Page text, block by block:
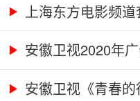
上海东方电影频
安徽卫视2020年
安徽卫视《青春